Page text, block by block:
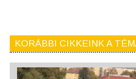
KORÁBBI CIKKEINK A